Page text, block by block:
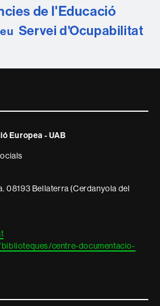
de l'Educació
Servei d'Ocupabilitat
Europea - UAB
08193 Bellaterra (Cerdanyola del
centre-documentacio-